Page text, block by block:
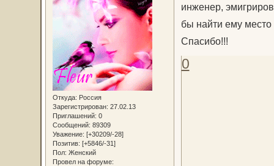
Откуда: Россия
Зарегистрирован: 27.02.13
Приглашений: 0
Сообщений: 89309
Уважение: [+30209/-28]
Позитив: [+5846/-31]
Пол: Женский
Провел на форуме:
инженер,
бы найти ему
Спасибо!!!
0